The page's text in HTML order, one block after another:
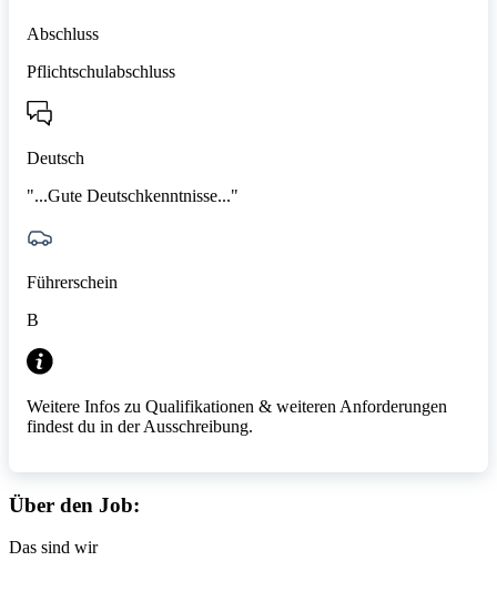
Abschluss
Pflichtschulabschluss
Deutsch
"...Gute Deutschkenntnisse..."
Führerschein
B
Weitere Infos zu Qualifikationen & weiteren Anforderungen
findest du in der Ausschreibung.
Über den Job:
Das sind wir